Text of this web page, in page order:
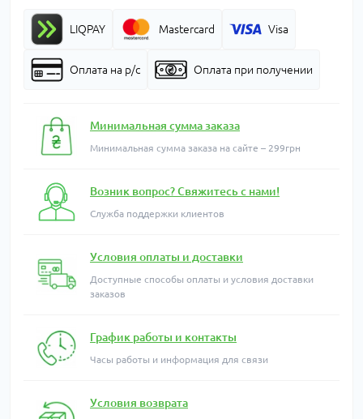
LIQPAY Mastercard Visa
Оплата на р/с Оплата при получении
Минимальная сумма заказа
Минимальная сумма заказа на сайте – 299грн
Возник вопрос? Свяжитесь с нами!
Служба поддержки клиентов
Условия оплаты и доставки
Доступные способы оплаты и условия доставки
заказов
График работы и контакты
Часы работы и информация для связи
Условия возврата